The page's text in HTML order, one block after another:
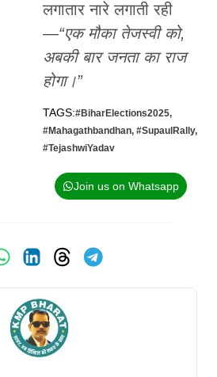
लगातार नारे लगाती रही
—“एक मौका तेजस्वी को,
अबकी बार जनता का राज
होगा।”
TAGS:#BiharElections2025,
#Mahagathbandhan, #SupaulRally,
#TejashwiYadav
Join us on Whatsapp